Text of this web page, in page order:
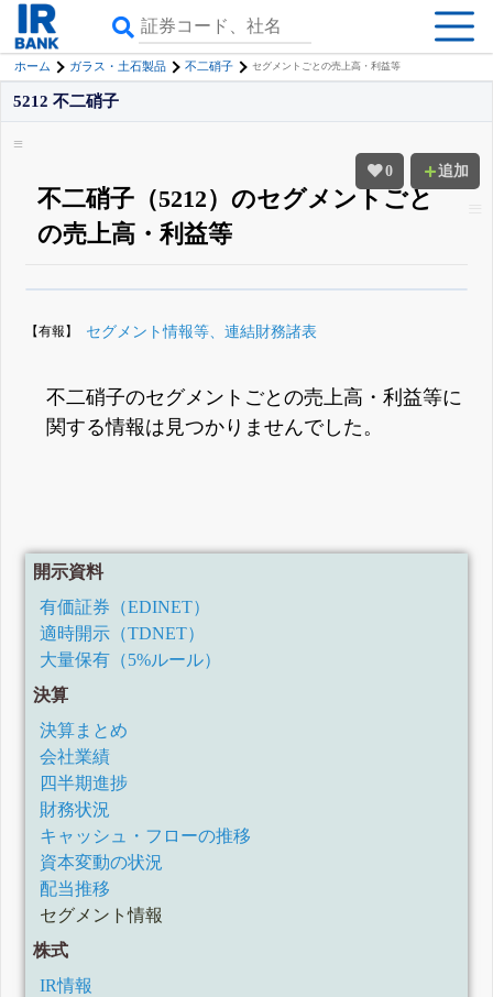
ホーム ガラス・土石製品 不二硝子 セグメントごとの売上高・利益等
0 追加
5212 不二硝子
不二硝子（5212）のセグメントごと
の売上高・利益等
詳しく見られる 無料でβ版をはじめる
【有報】 セグメント情報等、連結財務諸表
不二硝子のセグメントごとの売上高・利益等に
関する情報は見つかりませんでした。
開示資料
有価証券（EDINET）
適時開示（TDNET）
大量保有（5%ルール）
決算
決算まとめ
会社業績
四半期進捗
財務状況
キャッシュ・フローの推移
資本変動の状況
配当推移
セグメント情報
株式
IR情報